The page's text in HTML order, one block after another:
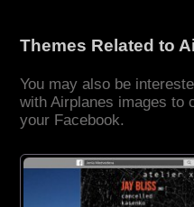
Themes Related to
You may also be
with Airplanes images to
your Facebook.